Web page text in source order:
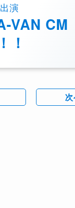
演
VAN CM
！